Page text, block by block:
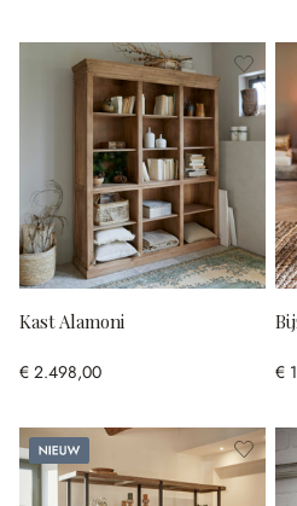
Kast Alamoni
€ 2.498,00 €
Nieuw